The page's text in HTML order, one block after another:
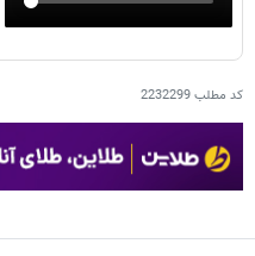
کد مطلب2232299